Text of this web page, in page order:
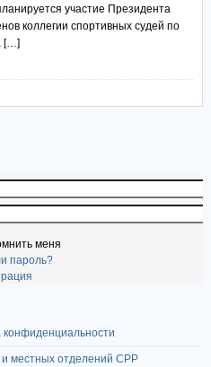
участие Президента
коллегии спортивных судей по
[…]
меня
пароль?
конфиденциальности
местных отделений СРР